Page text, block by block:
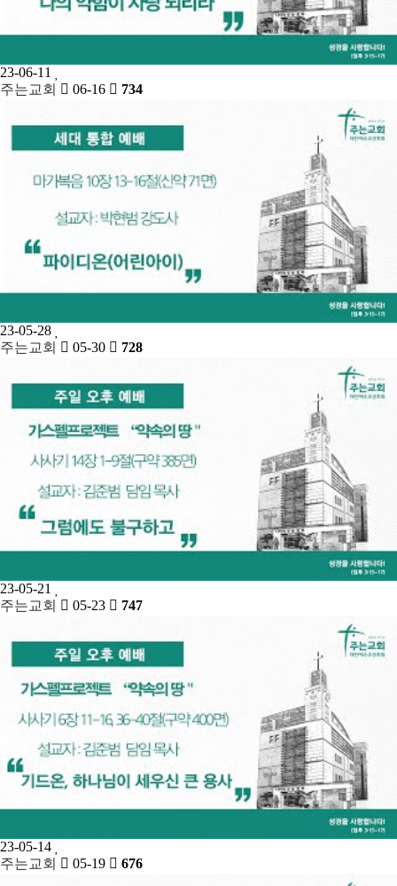
23-06-11
주는교회
06-16 734
23-05-28
주는교회
05-30 728
23-05-21
주는교회
05-23 747
23-05-14
주는교회
05-19 676